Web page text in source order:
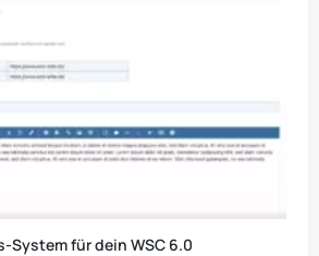
System für dein WSC 6.0